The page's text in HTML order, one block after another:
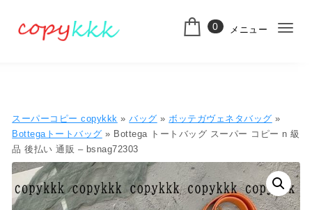
0 メニュー
ナ
シ
ョ
ン
スーパーコピー copykkk »バッグ »ボッテガヴェネタバッグ »
Bottegaトートバッグ » Bottega トートバッグ スーパー コピー n 級
品 後払い 通販 – bsnag72303